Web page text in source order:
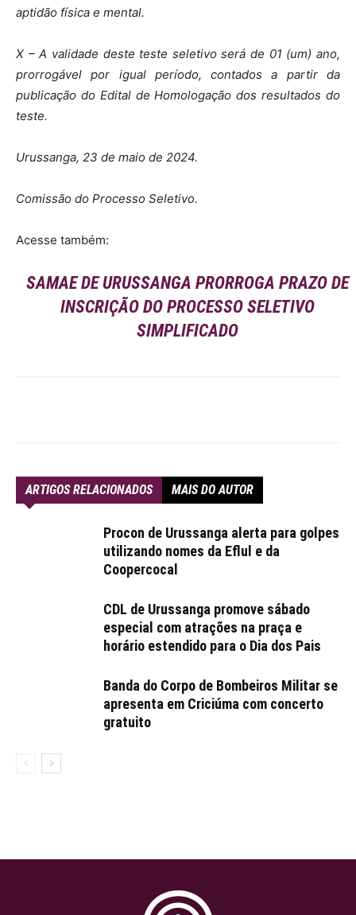
aptidão física e mental.
X – A validade deste teste seletivo será de 01 (um) ano,
prorrogável por igual período, contados a partir da
publicação do Edital de Homologação dos resultados do
teste.
Urussanga, 23 de maio de 2024.
Comissão do Processo Seletivo.
Acesse também:
SAMAE DE URUSSANGA PRORROGA PRAZO DE
INSCRIÇÃO DO PROCESSO SELETIVO
SIMPLIFICADO
ARTIGOS RELACIONADOS MAIS DO AUTOR
Procon de Urussanga alerta para golpes
utilizando nomes da Eflul e da
Coopercocal
CDL de Urussanga promove sábado
especial com atrações na praça e
horário estendido para o Dia dos Pais
Banda do Corpo de Bombeiros Militar se
apresenta em Criciúma com concerto
gratuito